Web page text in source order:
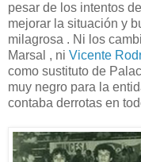
pesar de los intentos
mejorar la situación y
milagrosa . Ni los
Marsal , ni Vicente
como sustituto de
muy negro para la
contaba derrotas en